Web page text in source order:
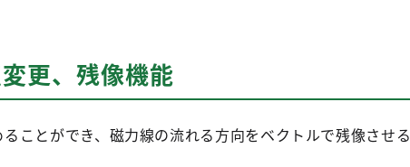
更、残像機能
ことができ、磁力線の流れる方向をベクトルで残像させる